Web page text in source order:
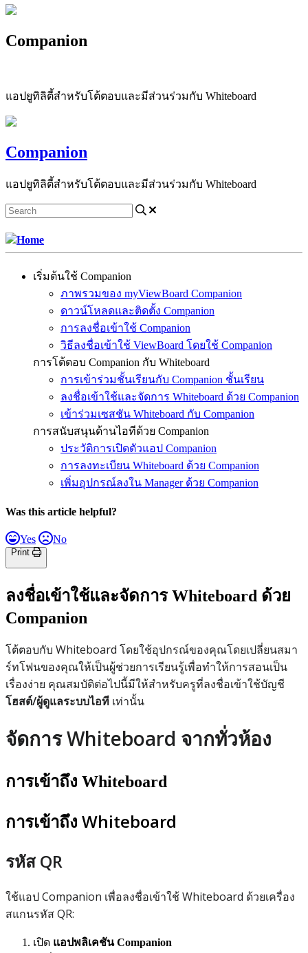
Companion
แอปยูทิลิตี้สำหรับโต้ตอบและมีส่วนร่วมกับ Whiteboard
Companion
แอปยูทิลิตี้สำหรับโต้ตอบและมีส่วนร่วมกับ Whiteboard
Home
เริ่มต้นใช้ Companion
ภาพรวมของ myViewBoard Companion
ดาวน์โหลดและติดตั้ง Companion
การลงชื่อเข้าใช้ Companion
วิธีลงชื่อเข้าใช้ ViewBoard โดยใช้ Companion
การโต้ตอบ Companion กับ Whiteboard
การเข้าร่วมชั้นเรียนกับ Companion ชั้นเรียน
ลงชื่อเข้าใช้และจัดการ Whiteboard ด้วย Companion
เข้าร่วมเซสชัน Whiteboard กับ Companion
การสนับสนุนด้านไอทีด้วย Companion
ประวัติการเปิดตัวแอป Companion
การลงทะเบียน Whiteboard ด้วย Companion
เพิ่มอุปกรณ์ลงใน Manager ด้วย Companion
Was this article helpful?
Yes No
Print
ลงชื่อเข้าใช้และจัดการ Whiteboard ด้วย
Companion
โต้ตอบกับ Whiteboard โดยใช้อุปกรณ์ของคุณโดยเปลี่ยนสมา
ร์ทโฟนของคุณให้เป็นผู้ช่วยการเรียนรู้เพื่อทำให้การสอนเป็น
เรื่องง่าย คุณสมบัติต่อไปนี้มีให้สำหรับครูที่ลงชื่อเข้าใช้บัญชี
โฮสต์/ผู้ดูแลระบบไอที เท่านั้น
จัดการ Whiteboard จากทั่วห้อง
การเข้าถึง Whiteboard
การเข้าถึง Whiteboard
รหัส QR
ใช้แอป Companion เพื่อลงชื่อเข้าใช้ Whiteboard ด้วยเครื่อง
สแกนรหัส QR:
เปิด แอปพลิเคชัน Companion